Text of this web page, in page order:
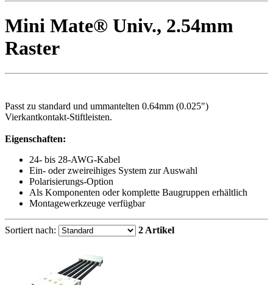
Mini Mate® Univ., 2.54mm
Raster
Passt zu standard und ummantelten 0.64mm (0.025")
Vierkantkontakt-Stiftleisten.
Eigenschaften:
24- bis 28-AWG-Kabel
Ein- oder zweireihiges System zur Auswahl
Polarisierungs-Option
Als Komponenten oder komplette Baugruppen erhältlich
Montagewerkzeuge verfügbar
Sortiert nach: 2 Artikel